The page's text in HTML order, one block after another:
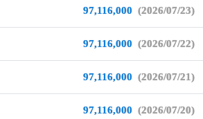
97,116,000 (2026/07/23)
97,116,000 (2026/07/22)
97,116,000 (2026/07/21)
97,116,000 (2026/07/20)